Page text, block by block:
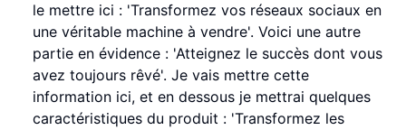
le mettre ici : 'Transformez vos réseaux sociaux en
une véritable machine à vendre'. Voici une autre
partie en évidence : 'Atteignez le succès dont vous
avez toujours rêvé'. Je vais mettre cette
information ici, et en dessous je mettrai quelques
caractéristiques du produit : 'Transformez les